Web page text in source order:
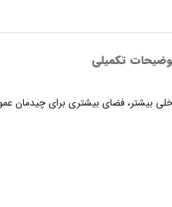
تکمیلی
بیشتر، فضای بیشتری برای چیدمان